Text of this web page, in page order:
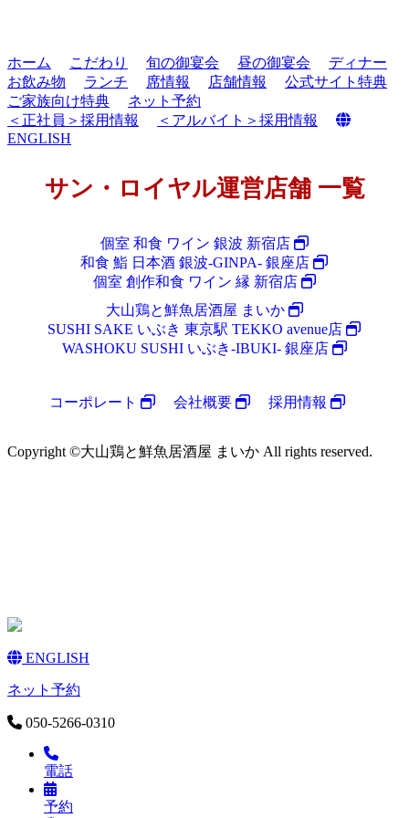
ホーム こだわり 旬の御宴会 昼の御宴会
ディナー
お飲み物
ランチ 席情報 店舗情報
公式サイト特典
ご家族向け特典
ネット予約
＜正社員＞採用情報
＜アルバイト＞採用情報
ENGLISH
サン・ロイヤル運営店舗 一覧
個室 和食 ワイン 銀波 新宿店
和食 鮨 日本酒 銀波-GINPA- 銀座店
個室 創作和食 ワイン 縁 新宿店
大山鶏と鮮魚居酒屋 まいか
SUSHI SAKE いぶき 東京駅 TEKKO avenue店
WASHOKU SUSHI いぶき-IBUKI- 銀座店
コーポレート 会社概要 採用情報
Copyright ©大山鶏と鮮魚居酒屋 まいか All rights reserved.
ENGLISH
ネット予約
050-5266-0310
電話
予約